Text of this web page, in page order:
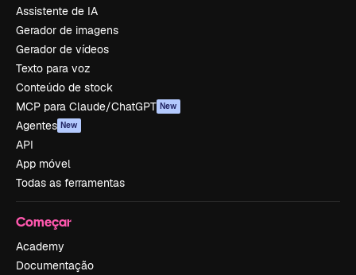
Assistente de IA
Gerador de imagens
Gerador de vídeos
Texto para voz
Conteúdo de stock
MCP para Claude/ChatGPT New
Agentes New
API
App móvel
Todas as ferramentas
Começar
Academy
Documentação